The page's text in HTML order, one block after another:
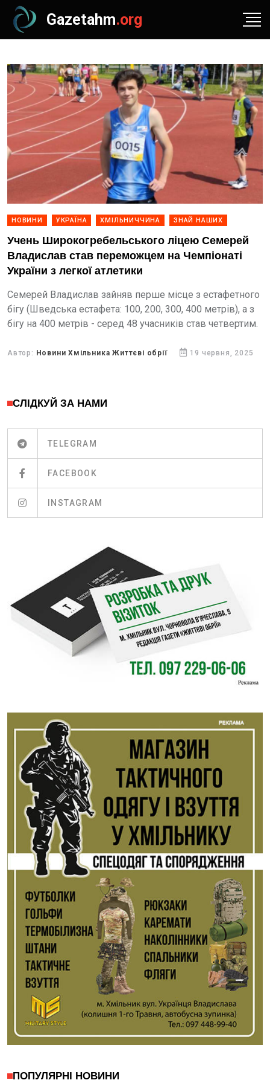
Gazetahm.org
НОВИНИ УКРАЇНА ХМІЛЬНИЧЧИНА ЗНАЙ НАШИХ
Учень Широкогребельського ліцею Семерей
Владислав став переможцем на Чемпіонаті
України з легкої атлетики
Семерей Владислав зайняв перше місце з естафетного
бігу (Шведська естафета: 100, 200, 300, 400 метрів), а з
бігу на 400 метрів - серед 48 учасників став четвертим.
Автор: Новини Хмільника Життєві обрії 19 червня, 2025
СЛІДКУЙ ЗА НАМИ
TELEGRAM
FACEBOOK
INSTAGRAM
ПОПУЛЯРНІ НОВИНИ